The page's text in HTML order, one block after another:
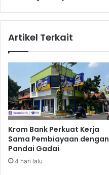
n
n
D
i
m
u
d
a
k
i
t
a
t
a
R
a
a
Artikel Terkait
Krom Bank Perkuat Kerja
Sama Pembiayaan dengan
Pandai Gadai
4 hari lalu